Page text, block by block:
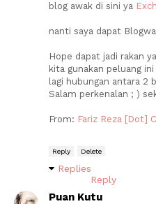
blog awak di sini ya
nanti saya dapat
Hope dapat jadi rakan
kita gunakan peluang
lagi hubungan antara 2
Salam perkenalan ; )
From: Fariz Reza [Dot]
Reply Delete
Replies
Reply
Puan Kutu